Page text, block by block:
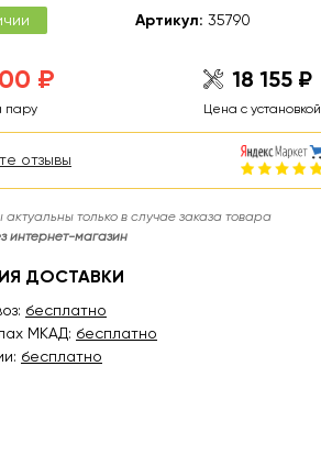
Артикул: 35790
₽
пару
18 155 ₽
Цена с установкой
отзывы
актуальны только в случае заказа товара
интернет-магазин
ДОСТАВКИ
бесплатно
МКАД: бесплатно
бесплатно